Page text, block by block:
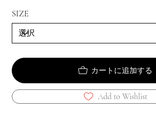
SIZE
カートに追加する
Add to Wishlist